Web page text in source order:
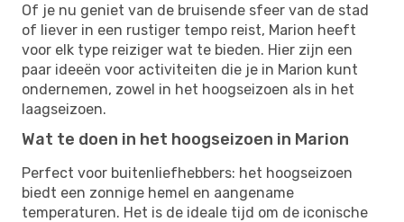
Of je nu geniet van de bruisende sfeer van de stad
of liever in een rustiger tempo reist, Marion heeft
voor elk type reiziger wat te bieden. Hier zijn een
paar ideeën voor activiteiten die je in Marion kunt
ondernemen, zowel in het hoogseizoen als in het
laagseizoen.
Wat te doen in het hoogseizoen in Marion
Perfect voor buitenliefhebbers: het hoogseizoen
biedt een zonnige hemel en aangename
temperaturen. Het is de ideale tijd om de iconische